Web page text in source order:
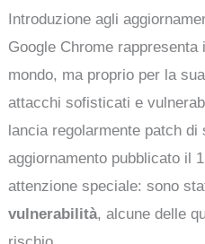
Introduzione agli
Google Chrome
mondo, ma proprio per la
attacchi sofisticati e
lancia regolarmente patch
aggiornamento pubblicato il
attenzione speciale: sono
vulnerabilità, alcune delle